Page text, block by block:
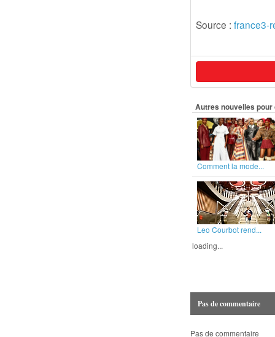
Source : france3-
Autres nouvelles
Comment la mode...
Leo Courbot rend...
loading...
Pas de commentaire
Pas de commentaire